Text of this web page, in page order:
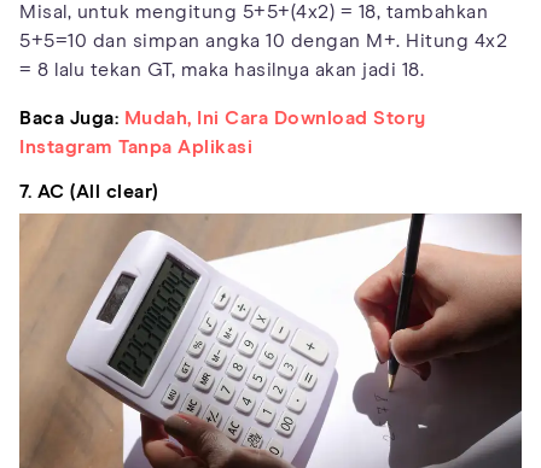
Misal, untuk mengitung 5+5+(4x2) = 18, tambahkan
5+5=10 dan simpan angka 10 dengan M+. Hitung 4x2
= 8 lalu tekan GT, maka hasilnya akan jadi 18.
Baca Juga: Mudah, Ini Cara Download Story
Instagram Tanpa Aplikasi
7. AC (All clear)